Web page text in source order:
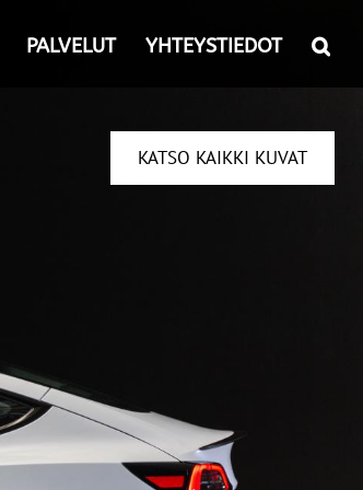
PALVELUT YHTEYSTIEDOT
KATSO KAIKKI KUVAT